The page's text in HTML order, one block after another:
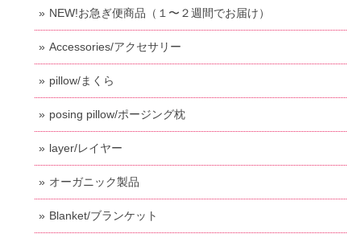
NEW!お急ぎ便商品（１〜２週間でお届け）
Accessories/アクセサリー
pillow/まくら
posing pillow/ポージング枕
layer/レイヤー
オーガニック製品
Blanket/ブランケット